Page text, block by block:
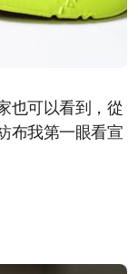
也可以看到，從
布我第一眼看宣